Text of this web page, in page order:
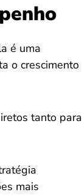
é uma
o crescimento
tanto para
mais